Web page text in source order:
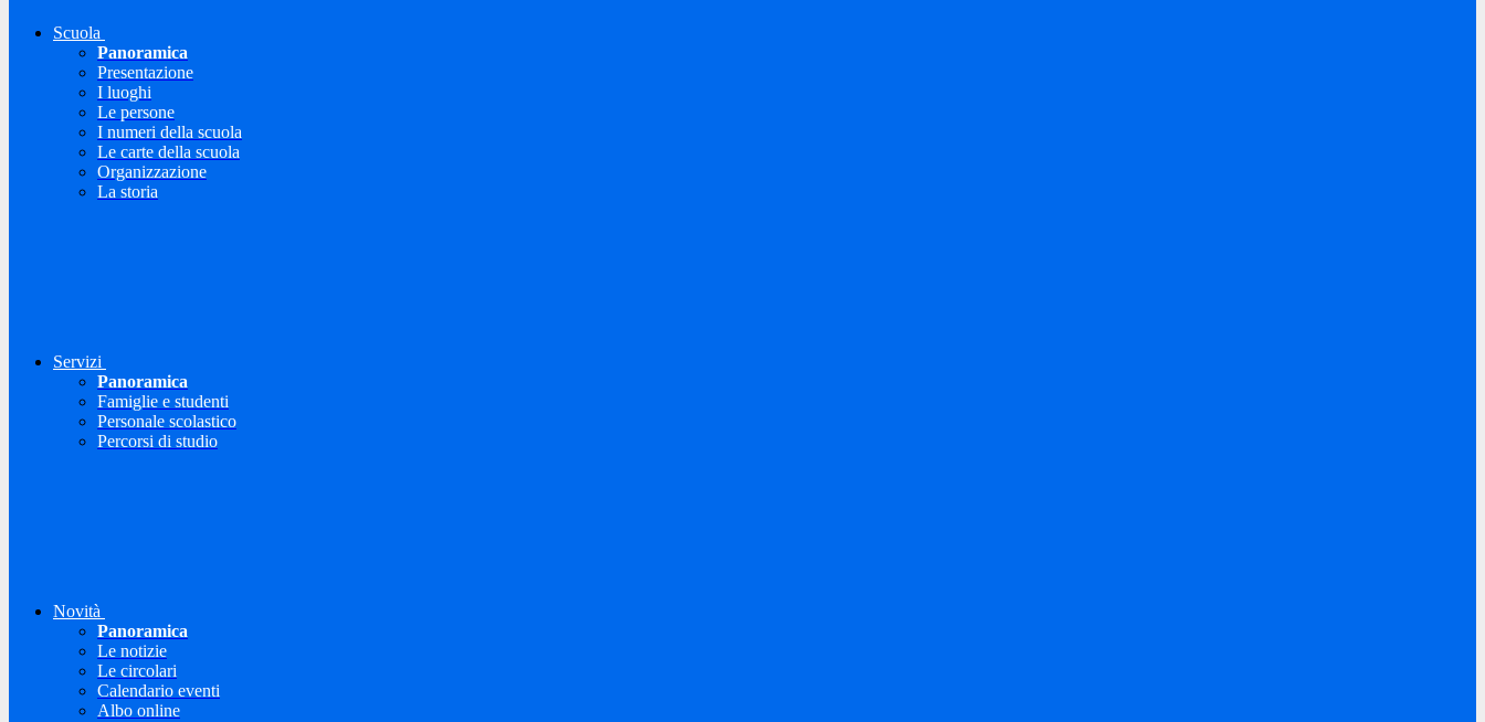
Scuola
Panoramica
Presentazione
I luoghi
Le persone
I numeri della scuola
Le carte della scuola
Organizzazione
La storia
Servizi
Panoramica
Famiglie e studenti
Personale scolastico
Percorsi di studio
Novità
Panoramica
Le notizie
Le circolari
Calendario eventi
Albo online